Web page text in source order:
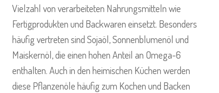
Vielzahl von verarbeiteten Nahrungsmitteln wie
Fertigprodukten und Backwaren einsetzt. Besonders
häufig vertreten sind Sojaöl, Sonnenblumenöl und
Maiskernöl, die einen hohen Anteil an Omega-6
enthalten. Auch in den heimischen Küchen werden
diese Pflanzenöle häufig zum Kochen und Backen